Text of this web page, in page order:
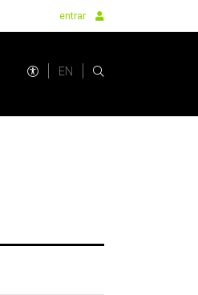
entrar
EN